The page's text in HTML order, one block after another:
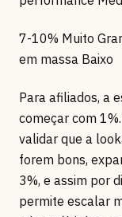
7-10% Muito
em massa Baixo
Para afiliados, a
começar com
validar que a
forem bons,
3%, e assim por
permite escalar